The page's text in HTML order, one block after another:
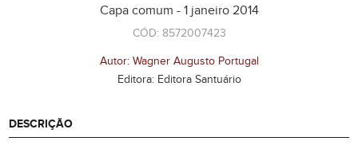
Capa comum - 1 janeiro 2014
CÓD: 8572007423
Autor: Wagner Augusto Portugal
Editora: Editora Santuário
DESCRIÇÃO